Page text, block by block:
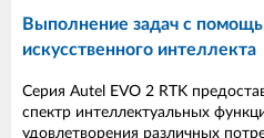
Выполнение задач с
искусственного интеллекта
Серия Autel EVO 2 RTK
спектр интеллектуальных
удовлетворения различных